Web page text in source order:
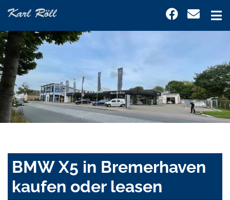
BMW X5 in Bremerhaven
kaufen oder leasen